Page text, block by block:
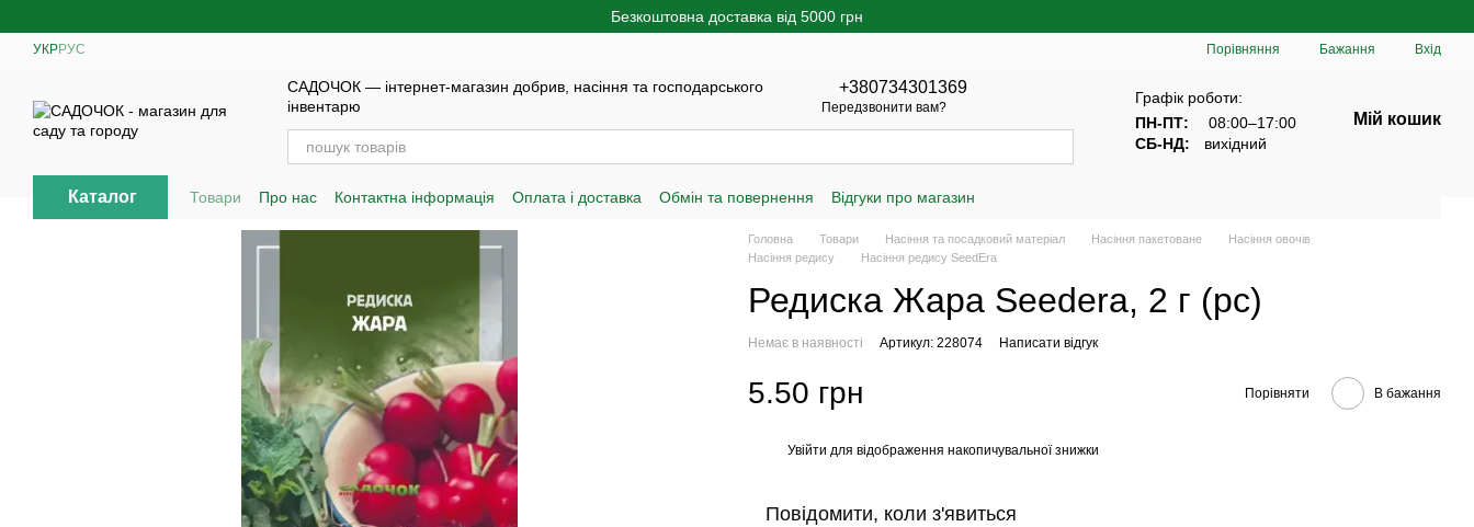
Безкоштовна доставка від 5000 грн
УКРРУС Порівняння Бажання Вхід
САДОЧОК — інтернет-магазин добрив, насіння та господарського
інвентарю
+380734301369
Передзвонити вам?
Графік роботи:
ПН-ПТ:
08:00–17:00
СБ-НД:
вихідний
Мій кошик
Каталог Товари Про нас Контактна інформація Оплата і доставка Обмін та повернення Відгуки про магазин
Головна Товари Насіння та посадковий матеріал Насіння пакетоване
Насіння овочів
Насіння редису
Насіння редису SeedEra
Редиска Жара Seedеra, 2 г (рс)
Немає в наявності Артикул: 228074 Написати відгук
5.50 грн Порівняти В бажання
Увійти для відображення накопичувальної знижки
Повідомити, коли з'явиться